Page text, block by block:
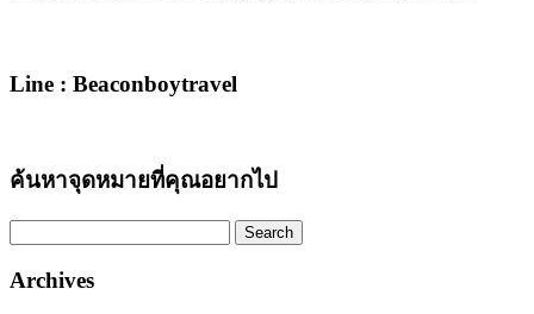
Line : Beaconboytravel
ค้นหาจุดหมายที่คุณอยากไป
for:
Archives